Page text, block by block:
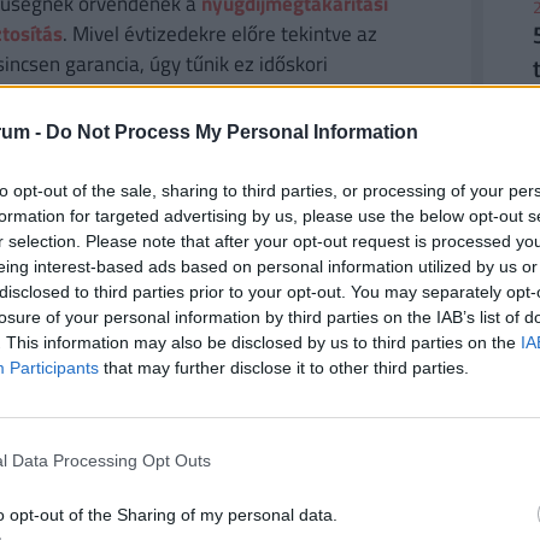
- Do Not Process My Personal Information
opt-out of the sale, sharing to third parties, or processing of your
for targeted advertising by us, please use the below opt-out
selection. Please note that after your opt-out request is processed
interest-based ads based on personal information utilized by us
to third parties prior to your opt-out. You may separately
of your personal information by third parties on the IAB’s list of
This information may also be disclosed by us to third parties on the
Participants that may further disclose it to other third parties.
Data Processing Opt Outs
opt-out of the Sharing of my personal data.
. Mivel évtizedekre előre tekintve az
garancia, úgy tűnik ez időskori
Demennyi pénzhez is juthatunk egy
védhetjük ki egy ilyen megtakarítással pénzünk
annak fényében, hogy Washington és
Trump határozott kijelentése, amely szerint
kell, arra utal, hogy az amerikai fél katonai